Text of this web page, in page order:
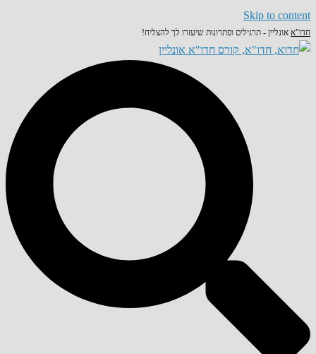
Skip to content
חדו"א אונליין - תרגילים ופתרונות שיעזרו לך להצליח!